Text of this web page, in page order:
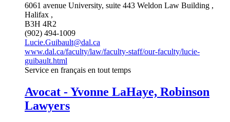
6061 avenue University, suite 443 Weldon Law Building ,
Halifax ,
B3H 4R2
(902) 494-1009
Lucie.Guibault@dal.ca
www.dal.ca/faculty/law/faculty-staff/our-faculty/lucie-
guibault.html
Service en français en tout temps
Avocat - Yvonne LaHaye, Robinson
Lawyers